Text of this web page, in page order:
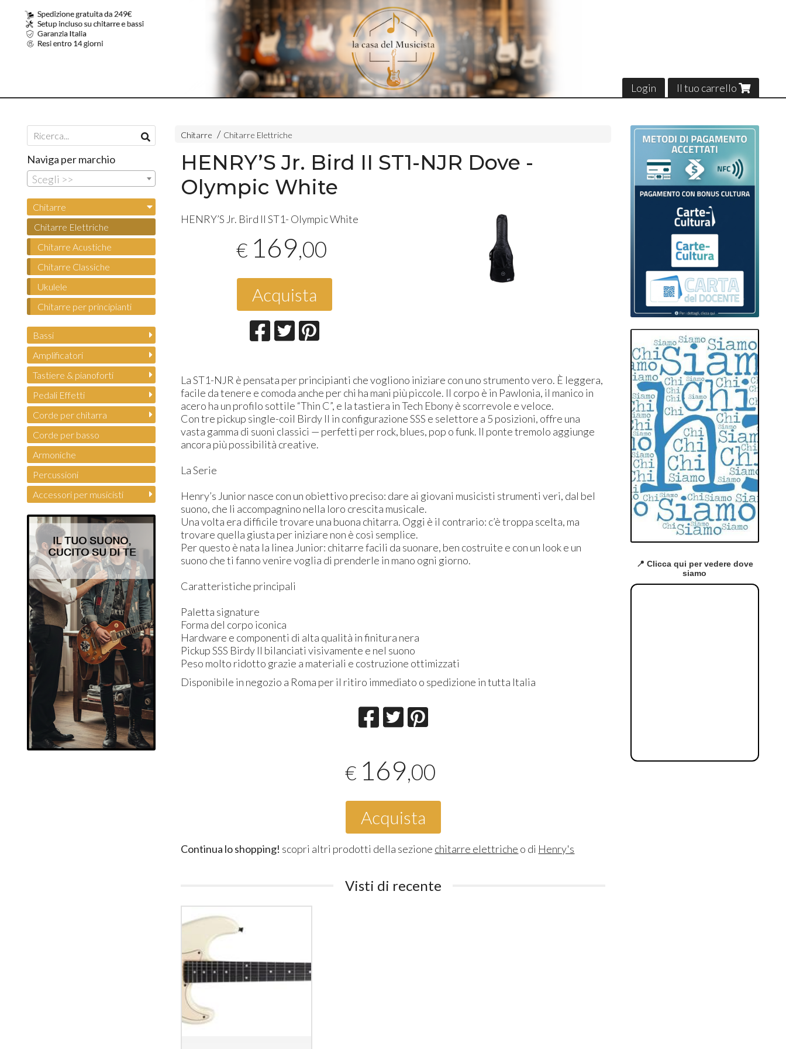
Login Il tuo carrello
Chitarre Chitarre Elettriche
HENRY’S Jr. Bird II ST1-NJR Dove -
Olympic White
HENRY’S Jr. Bird II ST1- Olympic White
€ 169,00
Acquista
La ST1-NJR è pensata per principianti che vogliono iniziare con uno strumento vero. È leggera,
facile da tenere e comoda anche per chi ha mani più piccole. Il corpo è in Pawlonia, il manico in
acero ha un profilo sottile “Thin C”, e la tastiera in Tech Ebony è scorrevole e veloce.
Con tre pickup single-coil Birdy II in configurazione SSS e selettore a 5 posizioni, offre una
vasta gamma di suoni classici — perfetti per rock, blues, pop o funk. Il ponte tremolo aggiunge
ancora più possibilità creative.
La Serie
Henry’s Junior nasce con un obiettivo preciso: dare ai giovani musicisti strumenti veri, dal bel
suono, che li accompagnino nella loro crescita musicale.
Una volta era difficile trovare una buona chitarra. Oggi è il contrario: c’è troppa scelta, ma
trovare quella giusta per iniziare non è così semplice.
Per questo è nata la linea Junior: chitarre facili da suonare, ben costruite e con un look e un
suono che ti fanno venire voglia di prenderle in mano ogni giorno.
Caratteristiche principali
Paletta signature
Forma del corpo iconica
Hardware e componenti di alta qualità in finitura nera
Pickup SSS Birdy II bilanciati visivamente e nel suono
Peso molto ridotto grazie a materiali e costruzione ottimizzati
Disponibile in negozio a Roma per il ritiro immediato o spedizione in tutta Italia
€ 169,00
Acquista
Continua lo shopping! scopri altri prodotti della sezione chitarre elettriche o di Henry's
Visti di recente
Naviga per marchio
Scegli >>
Chitarre
Chitarre Elettriche
Chitarre Acustiche
Chitarre Classiche
Ukulele
Chitarre per principianti
Bassi
Amplificatori
Tastiere & pianoforti
Pedali Effetti
Corde per chitarra
Corde per basso
Armoniche
Percussioni
Accessori per musicisti
📍 Clicca qui per vedere dove
siamo